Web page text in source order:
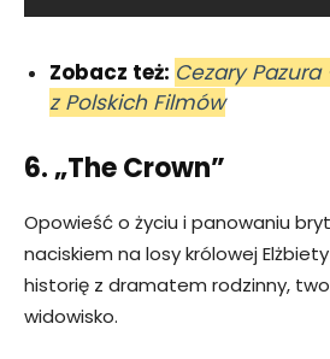
Zobacz też: Cezary
z Polskich Filmów
6. „The Crown”
Opowieść o życiu i panowaniu
naciskiem na losy królowej Elżbiety
historię z dramatem rodzinny,
widowisko.